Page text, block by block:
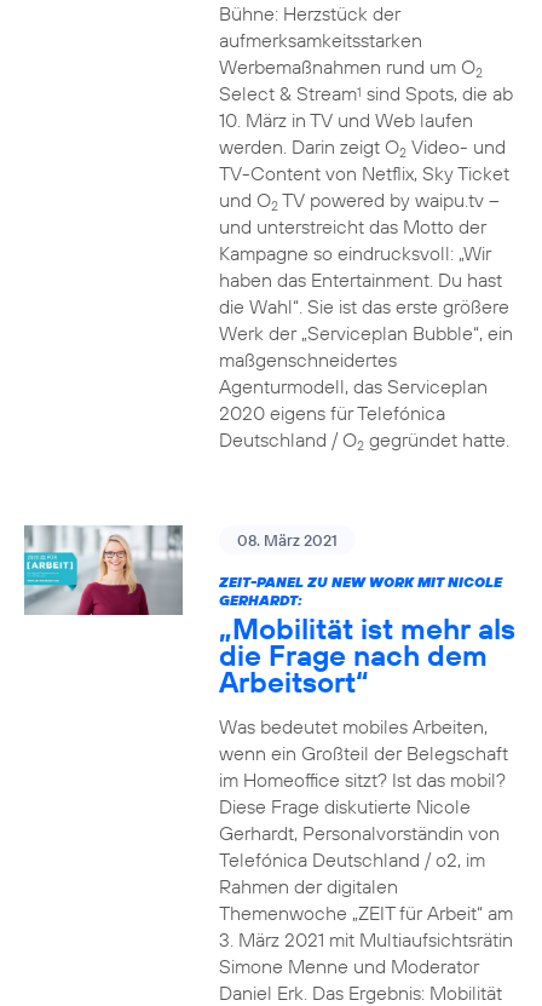
Bühne: Herzstück der
aufmerksamkeitsstarken
Werbemaßnahmen rund um O2
Select & Stream1 sind Spots, die ab
10. März in TV und Web laufen
werden. Darin zeigt O2Video- und
TV-Content von Netflix, Sky Ticket
und O2TV powered by waipu.tv –
und unterstreicht das Motto der
Kampagne so eindrucksvoll: „Wir
haben das Entertainment. Du hast
die Wahl“. Sie ist das erste größere
Werk der „Serviceplan Bubble“, ein
maßgenschneidertes
Agenturmodell, das Serviceplan
2020 eigens für Telefónica
Deutschland / O2gegründet hatte.
08. März 2021
ZEIT-PANEL ZU NEW WORK MIT NICOLE
GERHARDT:
„Mobilität ist mehr als
die Frage nach dem
Arbeitsort“
Was bedeutet mobiles Arbeiten,
wenn ein Großteil der Belegschaft
im Homeoffice sitzt? Ist das mobil?
Diese Frage diskutierte Nicole
Gerhardt, Personalvorständin von
Telefónica Deutschland / o2, im
Rahmen der digitalen
Themenwoche „ZEIT für Arbeit“ am
3. März 2021 mit Multiaufsichtsrätin
Simone Menne und Moderator
Daniel Erk. Das Ergebnis: Mobilität